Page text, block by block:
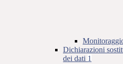
Dichiarazioni
dei dati 1